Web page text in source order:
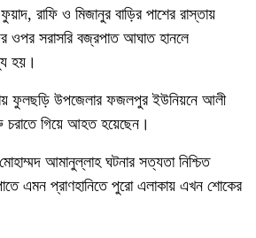
রাফি ও মিজানুর বাড়ির পাশের রাস্তায়
ওপর সরাসরি বজ্রপাত আঘাত হানলে
হয়।
ফুলছড়ি উপজেলার ফজলপুর ইউনিয়নে আলী
গিয়ে আহত হয়েছেন।
আমানুল্লাহ ঘটনার সত্যতা নিশ্চিত
এমন প্রাণহানিতে পুরো এলাকায় এখন শোকের